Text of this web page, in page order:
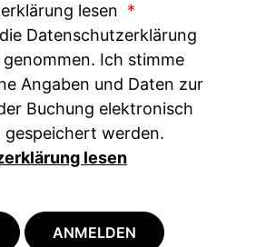
lesen *
Datenschutzerklärung
Ich stimme
Angaben und Daten zur
Buchung elektronisch
gespeichert werden.
lesen